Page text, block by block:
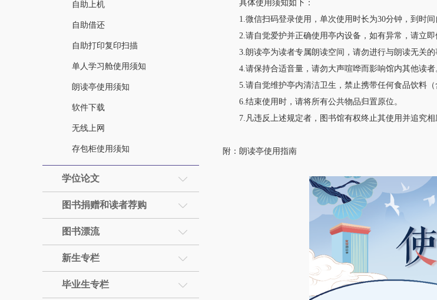
自助上机
自助借还
自助打印复印扫描
单人学习舱使用须知
朗读亭使用须知
软件下载
无线上网
存包柜使用须知
学位论文
图书捐赠和读者荐购
图书漂流
新生专栏
毕业生专栏
具体使用须知如下：
1.微信扫码登录使用，单次使用时长为30分钟，到时间
2.请自觉爱护并正确使用亭内设备，如有异常，请立即
3.朗读亭为读者专属朗读空间，请勿进行与朗读无关的
4.请保持合适音量，请勿大声喧哗而影响馆内其他读者
5.请自觉维护亭内清洁卫生，禁止携带任何食品饮料（
6.结束使用时，请将所有公共物品归置原位。
7.凡违反上述规定者，图书馆有权终止其使用并追究相
附：朗读亭使用指南